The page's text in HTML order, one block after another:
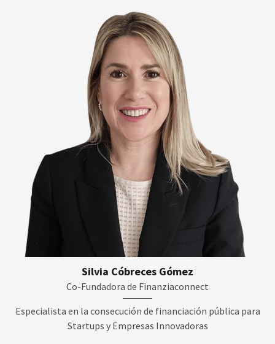
Silvia Cóbreces Gómez
Co-Fundadora de Finanziaconnect
Especialista en la consecución de financiación pública para
Startups y Empresas Innovadoras